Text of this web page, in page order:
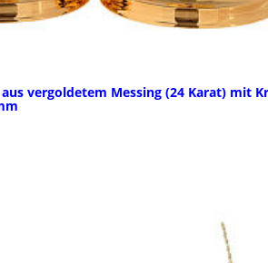
vergoldetem Messing (24 Karat) mit